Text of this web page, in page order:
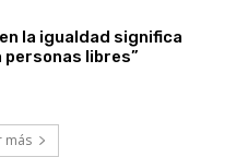
la igualdad significa
libres”
más